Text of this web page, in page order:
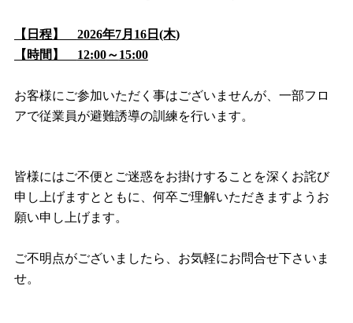
【日程】 2026年7月16日 (木)
【時間】 12:00～15:00
お客様にご参加いただく事はございませんが、一部フロ
アで従業員が避難誘導の訓練を行います。
皆様にはご不便とご迷惑をお掛けすることを深くお詫び
申し上げますとともに、何卒ご理解いただきますようお
願い申し上げます。
ご不明点がございましたら、お気軽にお問合せ下さいま
せ。